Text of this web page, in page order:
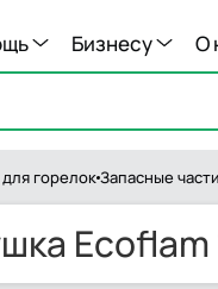
Бизнесу О
горелокЗапасные
Ecoflam